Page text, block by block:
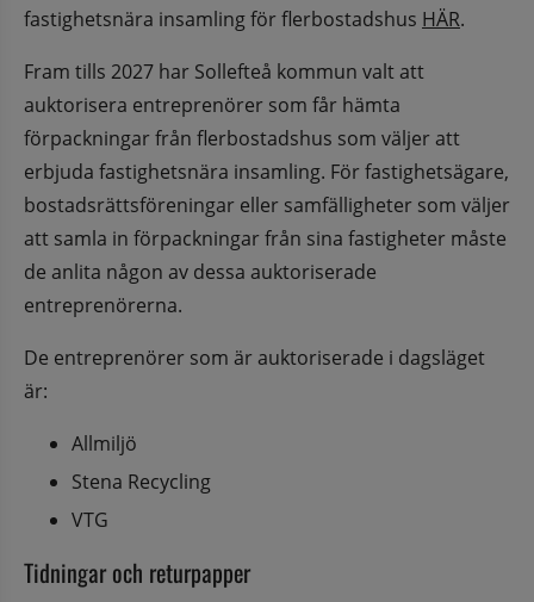
fastighetsnära insamling för flerbostadshus HÄR.
Fram tills 2027 har Sollefteå kommun valt att
auktorisera entreprenörer som får hämta
förpackningar från flerbostadshus som väljer att
erbjuda fastighetsnära insamling. För fastighetsägare,
bostadsrättsföreningar eller samfälligheter som väljer
att samla in förpackningar från sina fastigheter måste
de anlita någon av dessa auktoriserade
entreprenörerna.
De entreprenörer som är auktoriserade i dagsläget
är:
Allmiljö
Stena Recycling
VTG
Tidningar och returpapper